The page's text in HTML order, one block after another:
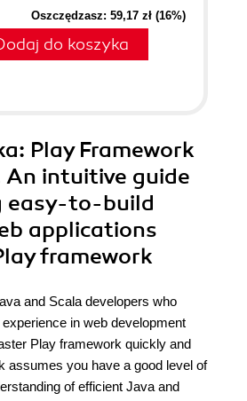
Oszczędzasz: 59,17 zł (16%)
do koszyka
: Play Framework
An intuitive guide
easy-to-build
applications
framework
and Scala developers who
in web development
Play framework quickly and
assumes you have a good level of
of efficient Java and